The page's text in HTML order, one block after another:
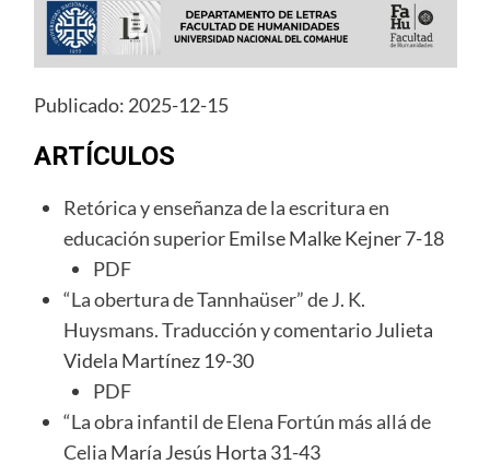
Publicado: 2025-12-15
ARTÍCULOS
Retórica y enseñanza de la escritura en
educación superiorEmilse Malke Kejner 7-18
PDF
“La obertura de Tannhaüser” de J. K.
Huysmans. Traducción y comentarioJulieta
Videla Martínez 19-30
PDF
“La obra infantil de Elena Fortún más allá de
Celia María Jesús Horta 31-43